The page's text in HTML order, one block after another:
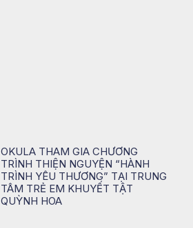
OKULA THAM GIA CHƯƠNG
TRÌNH THIỆN NGUYỆN “HÀNH
TRÌNH YÊU THƯƠNG” TẠI TRUNG
TÂM TRẺ EM KHUYẾT TẬT
QUỲNH HOA